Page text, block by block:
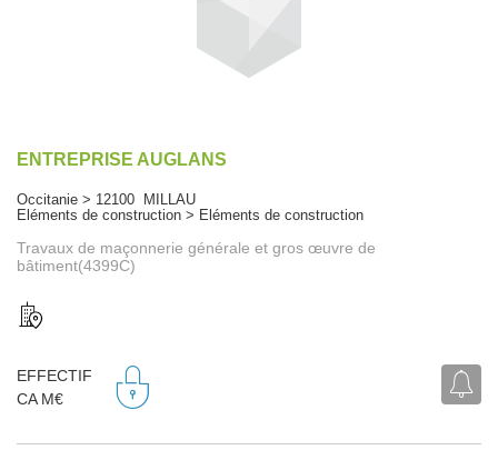
ENTREPRISE AUGLANS
Occitanie > 12100 MILLAU
Eléments de construction > Eléments de construction
Travaux de maçonnerie générale et gros œuvre de
bâtiment(4399C)
EFFECTIF
CA M€